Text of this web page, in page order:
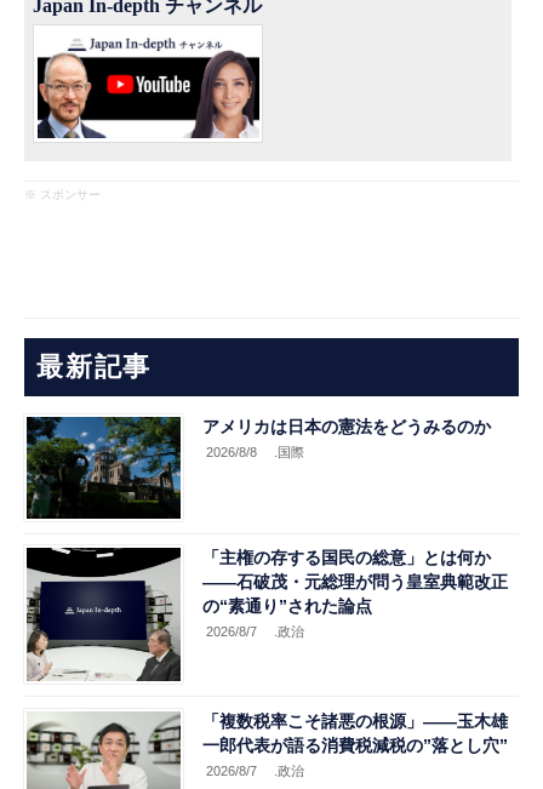
Japan In-depth チャンネル
※ スポンサー
最新記事
アメリカは日本の憲法をどうみるのか
2026/8/8 .国際
「主権の存する国民の総意」とは何か
――石破茂・元総理が問う皇室典範改正
の“素通り”された論点
2026/8/7 .政治
「複数税率こそ諸悪の根源」――玉木雄
一郎代表が語る消費税減税の”落とし穴”
2026/8/7 .政治